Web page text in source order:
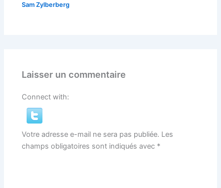
Sam Zylberberg
Laisser un commentaire
Connect with:
Votre adresse e-mail ne sera pas publiée. Les
champs obligatoires sont indiqués avec *